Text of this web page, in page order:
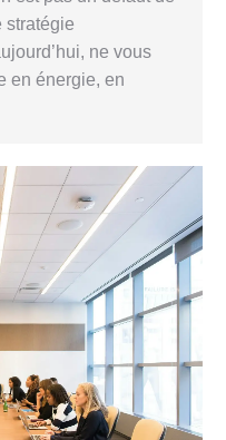
stratégie
ne vous
en énergie, en